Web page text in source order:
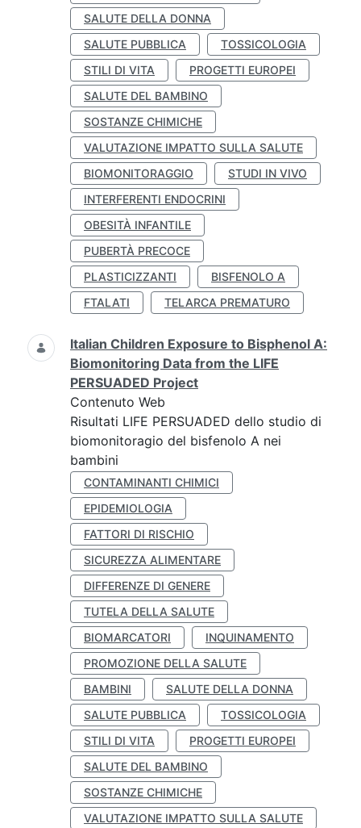
SALUTE DELLA DONNA
SALUTE PUBBLICA
TOSSICOLOGIA
STILI DI VITA
PROGETTI EUROPEI
SALUTE DEL BAMBINO
SOSTANZE CHIMICHE
VALUTAZIONE IMPATTO SULLA SALUTE
BIOMONITORAGGIO
STUDI IN VIVO
INTERFERENTI ENDOCRINI
OBESITÀ INFANTILE
PUBERTÀ PRECOCE
PLASTICIZZANTI
BISFENOLO A
FTALATI
TELARCA PREMATURO
Italian Children Exposure to Bisphenol A:
Biomonitoring Data from the LIFE
PERSUADED Project
Contenuto Web
Risultati LIFE PERSUADED dello studio di
biomonitoragio del bisfenolo A nei
bambini
CONTAMINANTI CHIMICI
EPIDEMIOLOGIA
FATTORI DI RISCHIO
SICUREZZA ALIMENTARE
DIFFERENZE DI GENERE
TUTELA DELLA SALUTE
BIOMARCATORI
INQUINAMENTO
PROMOZIONE DELLA SALUTE
BAMBINI
SALUTE DELLA DONNA
SALUTE PUBBLICA
TOSSICOLOGIA
STILI DI VITA
PROGETTI EUROPEI
SALUTE DEL BAMBINO
SOSTANZE CHIMICHE
VALUTAZIONE IMPATTO SULLA SALUTE